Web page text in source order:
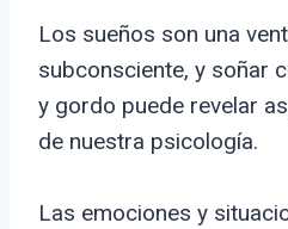
Los sueños son una
subconsciente, y soñar
y gordo puede revelar
de nuestra psicología.
Las emociones y